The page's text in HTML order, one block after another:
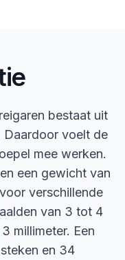
bestaat uit
voelt de
mee werken.
een gewicht van
verschillende
van 3 tot 4
millimeter. Een
en 34